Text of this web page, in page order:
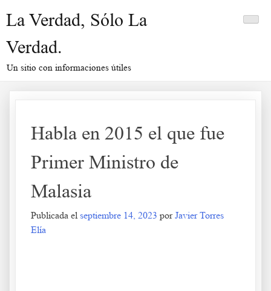
La Verdad, Sólo La
Verdad.
Un sitio con informaciones útiles
Habla en 2015 el que fue
Primer Ministro de
Malasia
Publicada el septiembre 14, 2023 porJavier Torres
Elía